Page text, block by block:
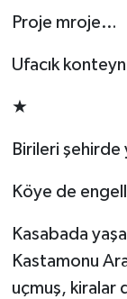
Proje mroje…
Ufacık
★
Birileri şehirde
Köye de
Kasabada
Kastamonu
uçmuş, kiralar